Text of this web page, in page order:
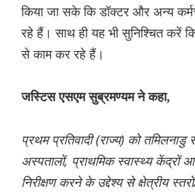
किया जा सके कि डॉक्टर और अन्य
रहे हैं। साथ ही यह भी सुनिश्चित करें
से काम कर रहे हैं।
जस्टिस एसएम सुब्रमण्यम ने कहा,
प्रथम प्रतिवादी (राज्य) को तमिलनाडु
अस्पतालों, प्राथमिक स्वास्थ्य केंद्रों
निरीक्षण करने के उद्देश्य से क्षेत्रीय